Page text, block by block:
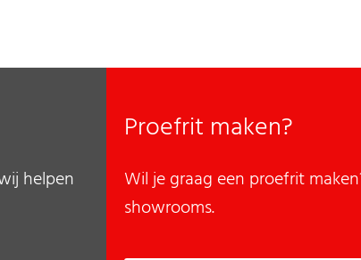
helpen
Proefrit maken?
Wil je graag een proefrit
showrooms.